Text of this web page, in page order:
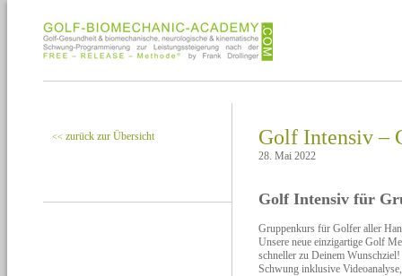
<< zurück zur Übersicht Golf Intensiv –
28. Mai 2022
Golf Intensiv für
Gruppenkurs für Golfer aller
Unsere neue einzigartige Golf
schneller zu Deinem
Schwung inklusive